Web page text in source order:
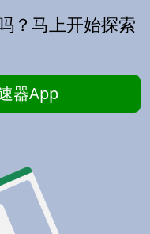
？马上开始探索
器App